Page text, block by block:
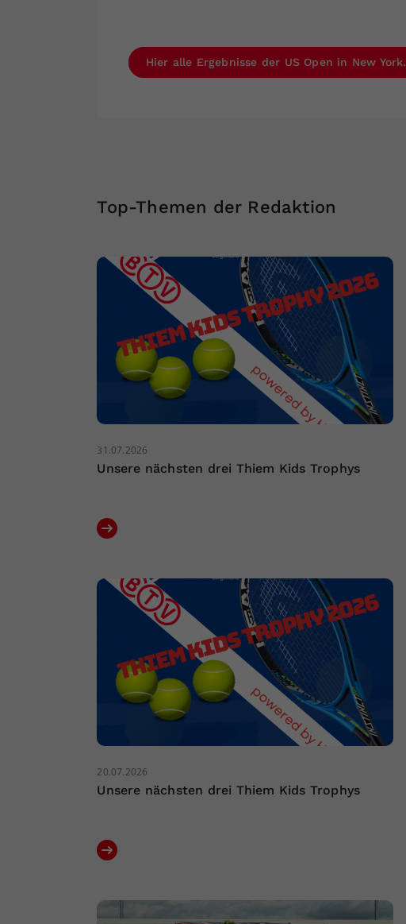
Hier alle Ergebnisse der US Open in New York.
Top-Themen der Redaktion
31.07.2026
Unsere nächsten drei Thiem Kids Trophys
20.07.2026
Unsere nächsten drei Thiem Kids Trophys